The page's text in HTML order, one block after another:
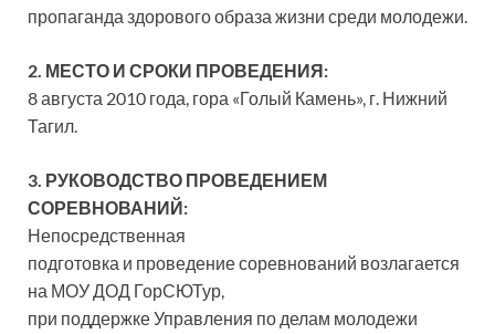
пропаганда здорового образа жизни среди молодежи.
2. МЕСТО И СРОКИ ПРОВЕДЕНИЯ:
8 августа 2010 года, гора «Голый Камень», г. Нижний
Тагил.
3. РУКОВОДСТВО ПРОВЕДЕНИЕМ
СОРЕВНОВАНИЙ:
Непосредственная
подготовка и проведение соревнований возлагается
на МОУ ДОД ГорСЮТур,
при поддержке Управления по делам молодежи